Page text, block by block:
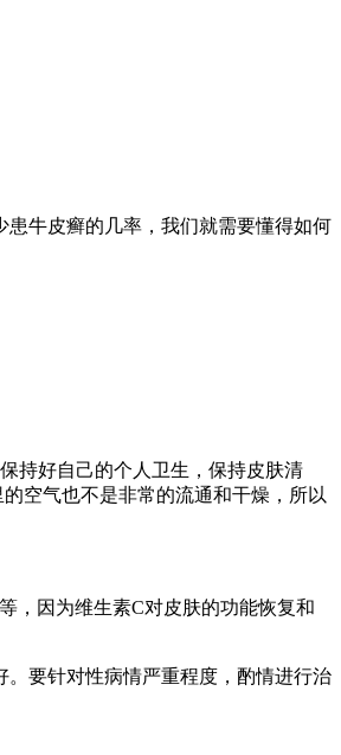
牛皮癣的几率，我们就需要懂得如何
持好自己的个人卫生，保持皮肤清
空气也不是非常的流通和干燥，所以
，因为维生素C对皮肤的功能恢复和
要针对性病情严重程度，酌情进行治